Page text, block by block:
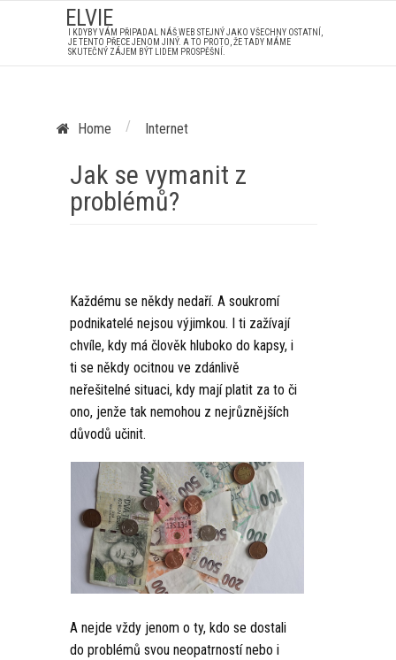
ELVIE
I KDYBY VÁM PŘIPADAL NÁŠ WEB STEJNÝ JAKO VŠECHNY OSTATNÍ,
JE TENTO PŘECE JENOM JINÝ. A TO PROTO, ŽE TADY MÁME
SKUTEČNÝ ZÁJEM BÝT LIDEM PROSPĚŠNÍ.
Home / Internet
Jak se vymanit z
problémů?
Každému se někdy nedaří. A soukromí
podnikatelé nejsou výjimkou. I ti zažívají
chvíle, kdy má člověk hluboko do kapsy, i
ti se někdy ocitnou ve zdánlivě
neřešitelné situaci, kdy mají platit za to či
ono, jenže tak nemohou z nejrůznějších
důvodů učinit.
A nejde vždy jenom o ty, kdo se dostali
do problémů svou neopatrností nebo i